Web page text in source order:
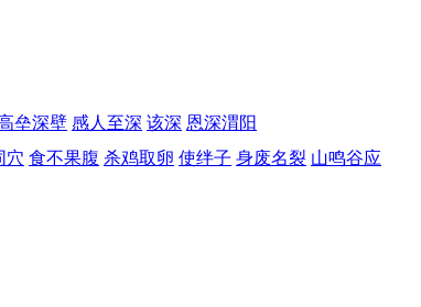
垒深壁 感人至深 该深 恩深渭阳
穴 食不果腹 杀鸡取卵 使绊子 身废名裂 山鸣谷应